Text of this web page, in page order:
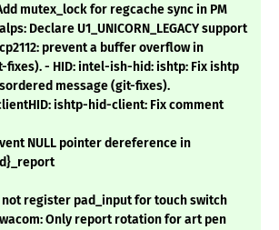
mutex_lock for regcache sync in PM
Declare U1_UNICORN_LEGACY support
prevent a buffer overflow in
fixes). - HID: intel-ish-hid: ishtp: Fix ishtp
message (git-fixes).
ishtp-hid-client: Fix comment
NULL pointer dereference in
not register pad_input for touch switch
Only report rotation for art pen